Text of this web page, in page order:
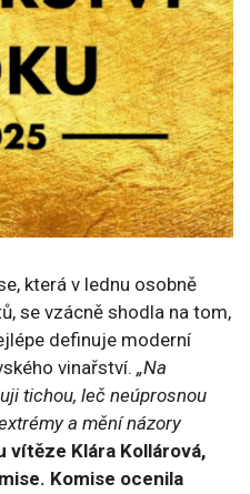
která v lednu osobně
se vzácně shodla na tom,
definuje moderní
vinařství. „Na
tichou, leč neúprosnou
a mění názory
vítěze Klára Kollárová,
Komise ocenila